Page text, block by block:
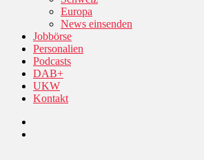
Europa
News einsenden
Jobbörse
Personalien
Podcasts
DAB+
UKW
Kontakt